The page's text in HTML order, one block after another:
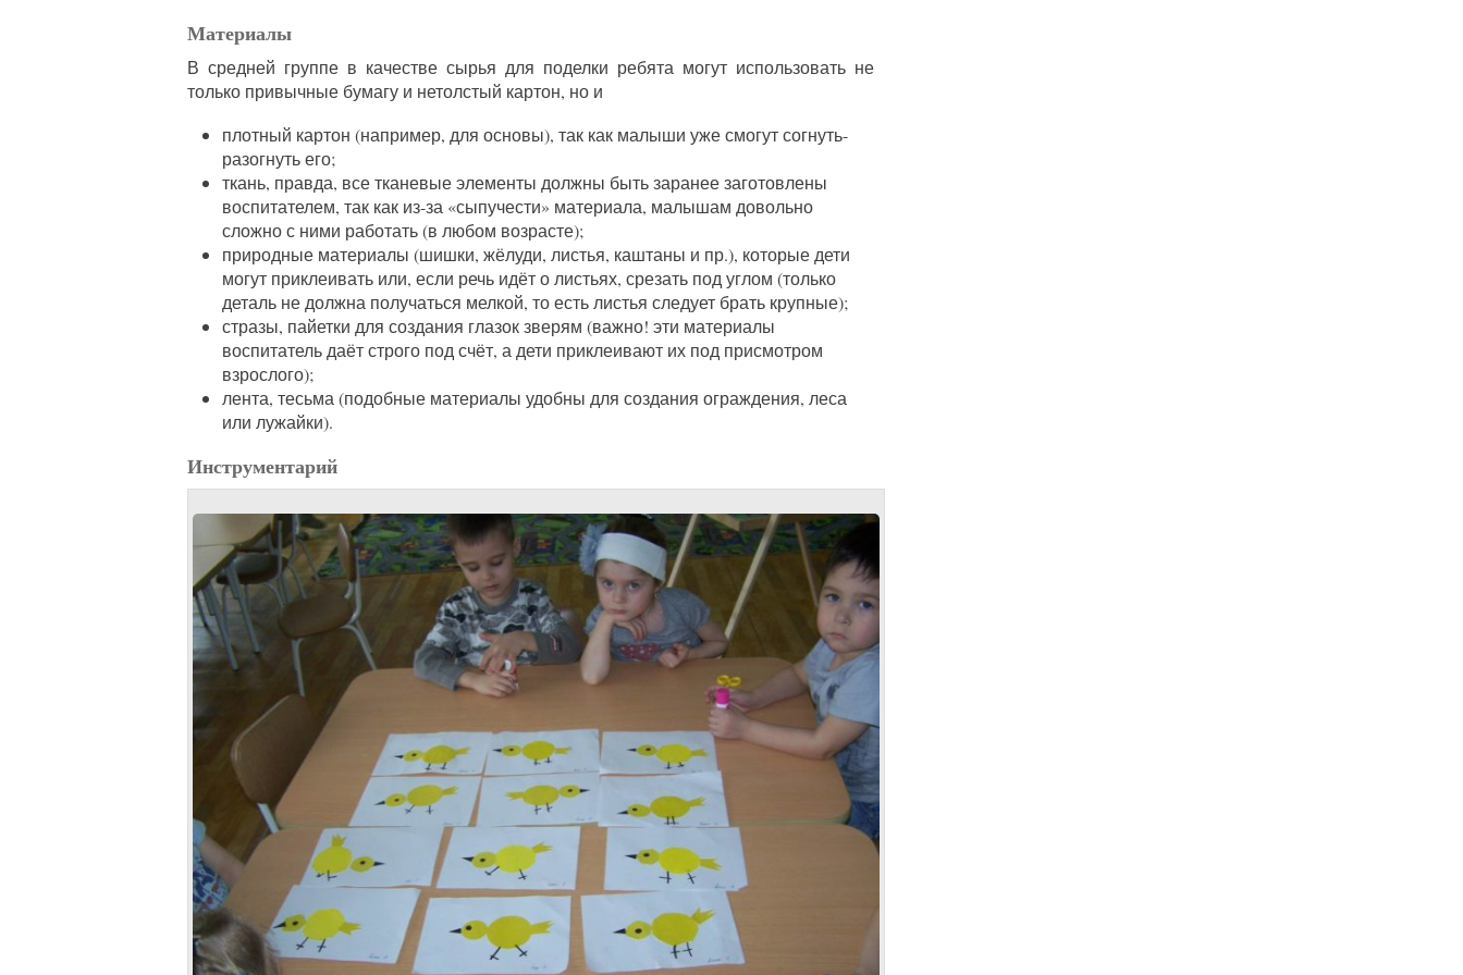
Материалы
В средней группе в качестве сырья для поделки ребята могут использовать не
только привычные бумагу и нетолстый картон, но и
плотный картон (например, для основы), так как малыши уже смогут согнуть-
разогнуть его;
ткань, правда, все тканевые элементы должны быть заранее заготовлены
воспитателем, так как из-за «сыпучести» материала, малышам довольно
сложно с ними работать (в любом возрасте);
природные материалы (шишки, жёлуди, листья, каштаны и пр.), которые дети
могут приклеивать или, если речь идёт о листьях, срезать под углом (только
деталь не должна получаться мелкой, то есть листья следует брать крупные);
стразы, пайетки для создания глазок зверям (важно! эти материалы
воспитатель даёт строго под счёт, а дети приклеивают их под присмотром
взрослого);
лента, тесьма (подобные материалы удобны для создания ограждения, леса
или лужайки).
Инструментарий